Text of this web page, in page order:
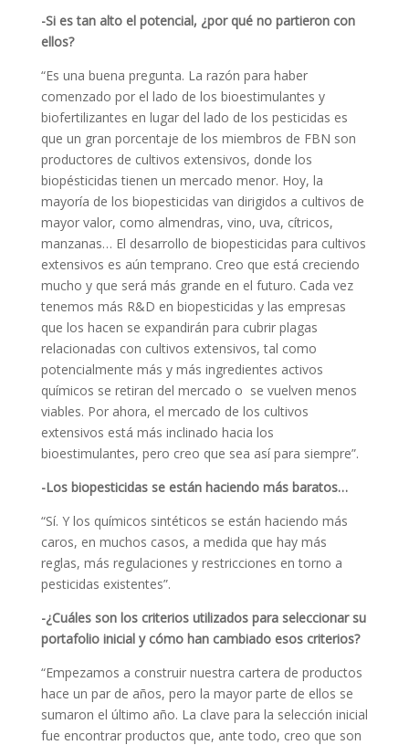
-Si es tan alto el potencial, ¿por qué no partieron con
ellos?
“Es una buena pregunta. La razón para haber
comenzado por el lado de los bioestimulantes y
biofertilizantes en lugar del lado de los pesticidas es
que un gran porcentaje de los miembros de FBN son
productores de cultivos extensivos, donde los
biopésticidas tienen un mercado menor. Hoy, la
mayoría de los biopesticidas van dirigidos a cultivos de
mayor valor, como almendras, vino, uva, cítricos,
manzanas… El desarrollo de biopesticidas para cultivos
extensivos es aún temprano. Creo que está creciendo
mucho y que será más grande en el futuro. Cada vez
tenemos más R&D en biopesticidas y las empresas
que los hacen se expandirán para cubrir plagas
relacionadas con cultivos extensivos, tal como
potencialmente más y más ingredientes activos
químicos se retiran del mercado o se vuelven menos
viables. Por ahora, el mercado de los cultivos
extensivos está más inclinado hacia los
bioestimulantes, pero creo que sea así para siempre”.
-Los biopesticidas se están haciendo más baratos…
“Sí. Y los químicos sintéticos se están haciendo más
caros, en muchos casos, a medida que hay más
reglas, más regulaciones y restricciones en torno a
pesticidas existentes”.
-¿Cuáles son los criterios utilizados para seleccionar su
portafolio inicial y cómo han cambiado esos criterios?
“Empezamos a construir nuestra cartera de productos
hace un par de años, pero la mayor parte de ellos se
sumaron el último año. La clave para la selección inicial
fue encontrar productos que, ante todo, creo que son